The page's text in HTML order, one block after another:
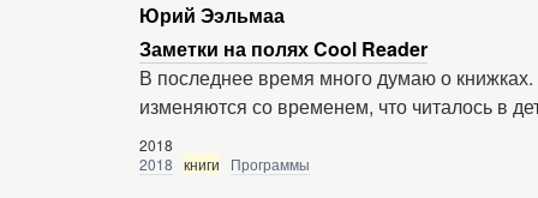
Юрий Ээльмаа
Заметки на полях Cool Reader
В последнее время много думаю о
изменяются со временем, что читалось в
2018
2018 книги Программы